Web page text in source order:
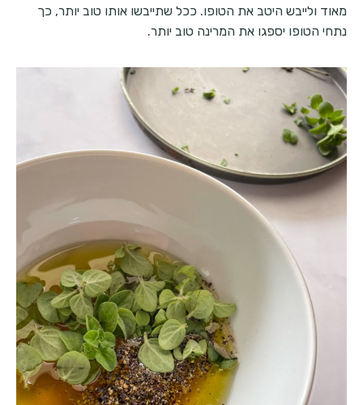
מאוד ולייבש היטב את הטופו. ככל שתייבשו אותו טוב יותר, כך
נתחי הטופו יספגו את המרינה טוב יותר.